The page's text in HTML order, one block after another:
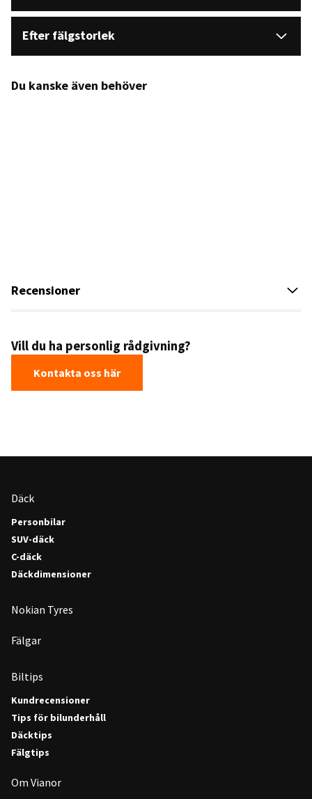
Efter fälgstorlek
Du kanske även behöver
Recensioner
Vill du ha personlig rådgivning?
Kontakta oss här
Däck
Personbilar
SUV-däck
C-däck
Däckdimensioner
Nokian Tyres
Fälgar
Biltips
Kundrecensioner
Tips för bilunderhåll
Däcktips
Fälgtips
Om Vianor